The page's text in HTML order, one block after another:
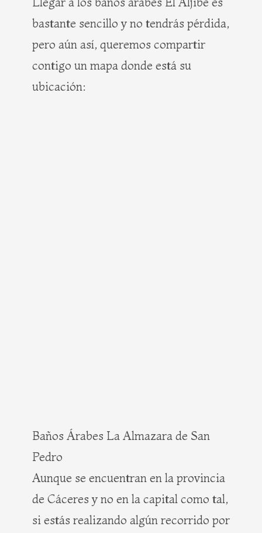
bastante sencillo y no tendrás pérdida,
pero aún así, queremos compartir
contigo un mapa donde está su
ubicación:
Baños Árabes La Almazara de San
Pedro
Aunque se encuentran en la provincia
de Cáceres y no en la capital como tal,
si estás realizando algún recorrido por